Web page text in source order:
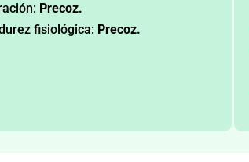
Precoz.
fisiológica: Precoz.